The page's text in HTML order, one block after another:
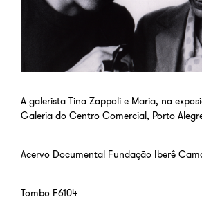
A galerista Tina Zappoli e Maria, na
Galeria do Centro Comercial, Porto
Acervo Documental Fundação Iberê
Tombo F6104